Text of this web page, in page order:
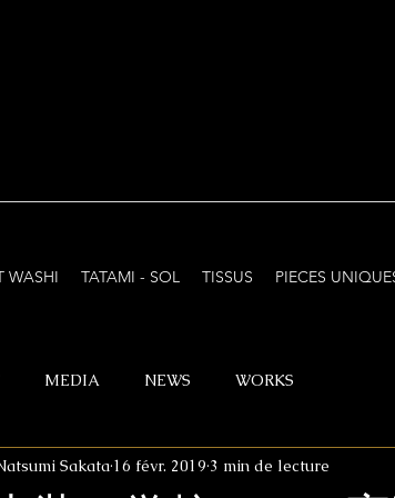
WASHI TATAMI - SOL TISSUS PIECES
MEDIA NEWS WORKS
Sakata 16 févr. 2019 3 min de lecture